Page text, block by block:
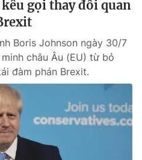
VTV.vn khi phát hành lại
gọi thay đổi quan
Boris Johnson ngày 30/7
châu Âu (EU) từ bỏ
đàm phán Brexit.